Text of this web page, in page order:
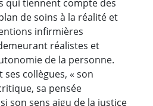
qui tiennent compte des
de soins à la réalité et
infirmières
réalistes et
de la personne.
collègues, « son
sa pensée
son sens aigu de la justice